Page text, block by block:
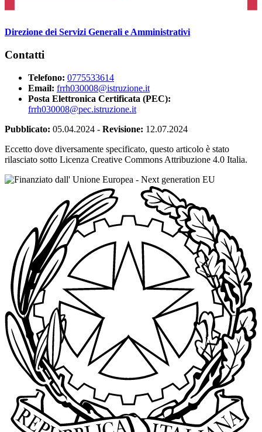
Direzione dei Servizi Generali e Amministrativi
Contatti
Telefono: 0775533614
Email: frrh030008@istruzione.it
Posta Elettronica Certificata (PEC):
frrh030008@pec.istruzione.it
Pubblicato: 05.04.2024 - Revisione: 12.07.2024
Eccetto dove diversamente specificato, questo articolo è stato
rilasciato sotto Licenza Creative Commons Attribuzione 4.0 Italia.